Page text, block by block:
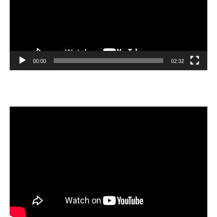
00:00 02:32